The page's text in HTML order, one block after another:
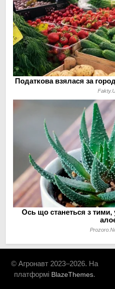
© Агронавт 2023–2026. На
платформі BlazeThemes.